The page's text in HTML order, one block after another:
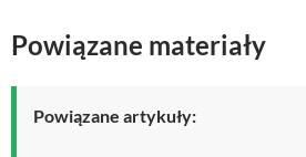
Powiązane materiały
Powiązane artykuły: